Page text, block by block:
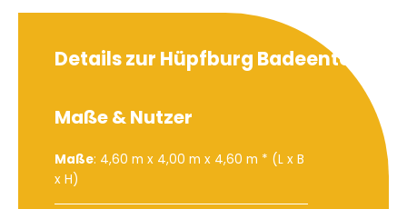
Details zur Hüpfburg Badeente
Maße & Nutzer
Maße: 4,60 m x 4,00 m x 4,60 m * (L x B
x H)